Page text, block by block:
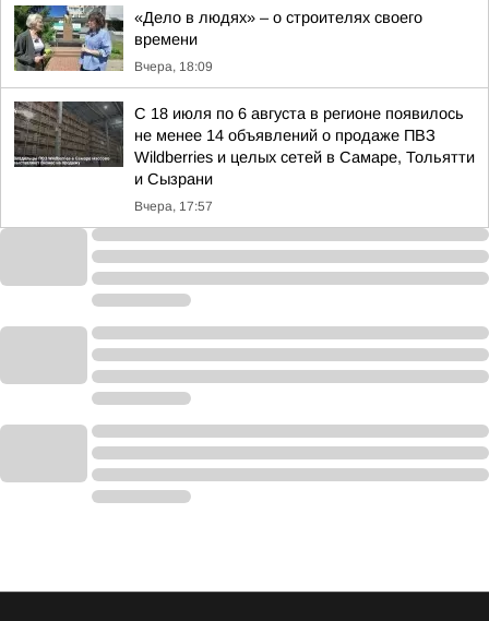
«Дело в людях» – о строителях своего
времени
Вчера, 18:09
С 18 июля по 6 августа в регионе появилось
не менее 14 объявлений о продаже ПВЗ
Wildberries и целых сетей в Самаре, Тольятти
и Сызрани
Вчера, 17:57